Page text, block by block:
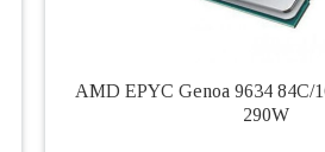
AMD EPYC Genoa 9634 84C/
290W